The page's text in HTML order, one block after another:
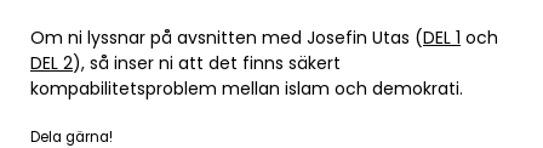
Om ni lyssnar på avsnitten med Josefin Utas (DEL 1 och
DEL 2), så inser ni att det finns säkert
kompabilitetsproblem mellan islam och demokrati.
Dela gärna!